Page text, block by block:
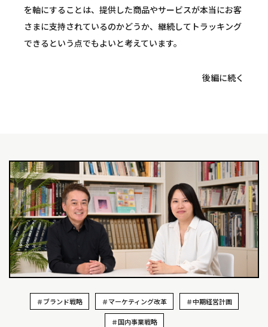
を軸にすることは、提供した商品やサービスが本当にお客
さまに支持されているのかどうか、継続してトラッキング
できるという点でもよいと考えています。
後編に続く
＃ブランド戦略 ＃マーケティング改革 ＃中期経営計画
＃国内事業戦略